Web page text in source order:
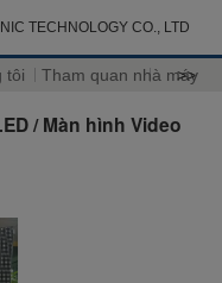
TECHNOLOGY CO., LTD
tôi Tham quan nhà máy
>>
/ Màn hình Video